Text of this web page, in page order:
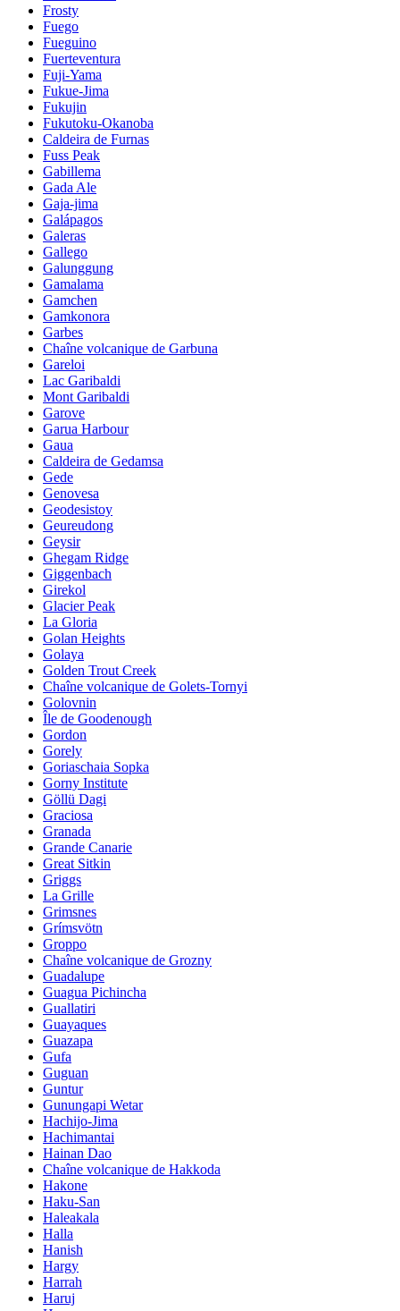
Frosty
Fuego
Fueguino
Fuerteventura
Fuji-Yama
Fukue-Jima
Fukujin
Fukutoku-Okanoba
Caldeira de Furnas
Fuss Peak
Gabillema
Gada Ale
Gaja-jima
Galápagos
Galeras
Gallego
Galunggung
Gamalama
Gamchen
Gamkonora
Garbes
Chaîne volcanique de Garbuna
Gareloi
Lac Garibaldi
Mont Garibaldi
Garove
Garua Harbour
Gaua
Caldeira de Gedamsa
Gede
Genovesa
Geodesistoy
Geureudong
Geysir
Ghegam Ridge
Giggenbach
Girekol
Glacier Peak
La Gloria
Golan Heights
Golaya
Golden Trout Creek
Chaîne volcanique de Golets-Tornyi
Golovnin
Île de Goodenough
Gordon
Gorely
Goriaschaia Sopka
Gorny Institute
Göllü Dagi
Graciosa
Granada
Grande Canarie
Great Sitkin
Griggs
La Grille
Grimsnes
Grímsvötn
Groppo
Chaîne volcanique de Grozny
Guadalupe
Guagua Pichincha
Guallatiri
Guayaques
Guazapa
Gufa
Guguan
Guntur
Gunungapi Wetar
Hachijo-Jima
Hachimantai
Hainan Dao
Chaîne volcanique de Hakkoda
Hakone
Haku-San
Haleakala
Halla
Hanish
Hargy
Harrah
Haruj